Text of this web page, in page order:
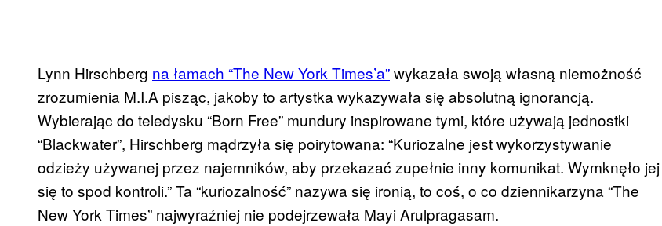
Lynn Hirschberg na łamach “The New York Times’a”wykazała swoją własną niemożność
zrozumienia M.I.A pisząc, jakoby to artystka wykazywała się absolutną ignorancją.
Wybierając do teledysku “Born Free” mundury inspirowane tymi, które używają jednostki
“Blackwater”, Hirschberg mądrzyła się poirytowana: “Kuriozalne jest wykorzystywanie
odzieży używanej przez najemników, aby przekazać zupełnie inny komunikat. Wymknęło jej
się to spod kontroli.” Ta “kuriozalność” nazywa się ironią, to coś, o co dziennikarzyna “The
New York Times” najwyraźniej nie podejrzewała Mayi Arulpragasam.